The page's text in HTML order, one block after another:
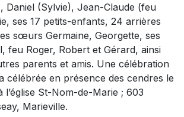
Daniel (Sylvie), Jean-Claude (feu
ses 17 petits-enfants, 24 arrières
sœurs Germaine, Georgette, ses
feu Roger, Robert et Gérard, ainsi
parents et amis. Une célébration
célébrée en présence des cendres le
l’église St-Nom-de-Marie ; 603
Marieville.